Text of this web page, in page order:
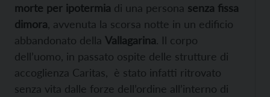
morte per ipotermia di una persona senza fissa
dimora , avvenuta la scorsa notte in un edificio
abbandonato della Vallagarina. Il corpo
dell’uomo, in passato ospite delle strutture di
accoglienza Caritas, è stato infatti ritrovato
senza vita dalle forze dell’ordine all’interno di